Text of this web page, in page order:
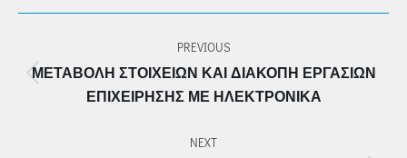
PREVIOUS
Previous
post:
ΜΕΤΑΒΟΛΉ ΣΤΟΙΧΕΊΩΝ ΚΑΙ ΔΙΑΚΟΠΉ ΕΡΓΑΣΙΏΝ
ΕΠΙΧΕΊΡΗΣΗΣ ΜΕ ΗΛΕΚΤΡΟΝΙΚΆ
NEXT